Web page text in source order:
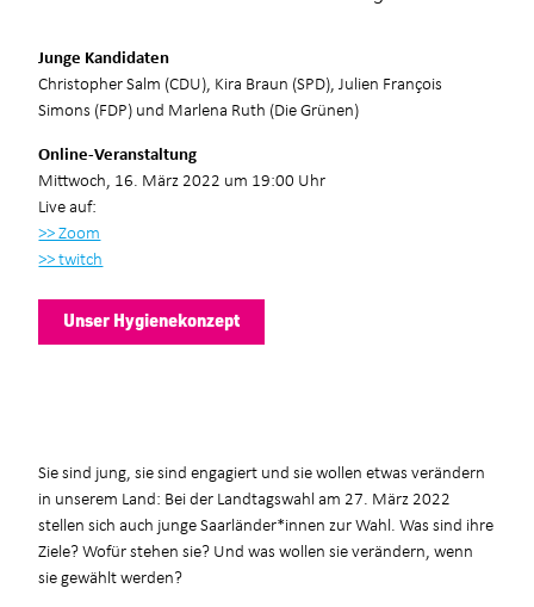
Junge Kandidaten
Christopher Salm (CDU), Kira Braun (SPD), Julien François
Simons (FDP) und Marlena Ruth (Die Grünen)
Online-Veranstaltung
Mittwoch, 16. März 2022 um 19:00 Uhr
Live auf:
>> Zoom
>> twitch
Unser Hygienekonzept
Sie sind jung, sie sind engagiert und sie wollen etwas verändern
in unserem Land: Bei der Landtagswahl am 27. März 2022
stellen sich auch junge Saarländer*innen zur Wahl. Was sind ihre
Ziele? Wofür stehen sie? Und was wollen sie verändern, wenn
sie gewählt werden?